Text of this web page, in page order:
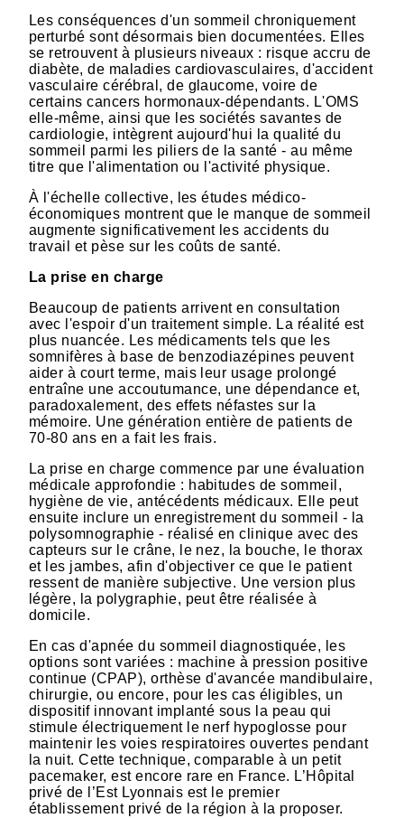
Les conséquences d'un sommeil chroniquement
perturbé sont désormais bien documentées. Elles
se retrouvent à plusieurs niveaux : risque accru de
diabète, de maladies cardiovasculaires, d'accident
vasculaire cérébral, de glaucome, voire de
certains cancers hormonaux-dépendants. L'OMS
elle-même, ainsi que les sociétés savantes de
cardiologie, intègrent aujourd'hui la qualité du
sommeil parmi les piliers de la santé - au même
titre que l'alimentation ou l'activité physique.
À l'échelle collective, les études médico-
économiques montrent que le manque de sommeil
augmente significativement les accidents du
travail et pèse sur les coûts de santé.
La prise en charge
Beaucoup de patients arrivent en consultation
avec l'espoir d'un traitement simple. La réalité est
plus nuancée. Les médicaments tels que les
somnifères à base de benzodiazépines peuvent
aider à court terme, mais leur usage prolongé
entraîne une accoutumance, une dépendance et,
paradoxalement, des effets néfastes sur la
mémoire. Une génération entière de patients de
70-80 ans en a fait les frais.
La prise en charge commence par une évaluation
médicale approfondie : habitudes de sommeil,
hygiène de vie, antécédents médicaux. Elle peut
ensuite inclure un enregistrement du sommeil - la
polysomnographie - réalisé en clinique avec des
capteurs sur le crâne, le nez, la bouche, le thorax
et les jambes, afin d'objectiver ce que le patient
ressent de manière subjective. Une version plus
légère, la polygraphie, peut être réalisée à
domicile.
En cas d'apnée du sommeil diagnostiquée, les
options sont variées : machine à pression positive
continue (CPAP), orthèse d'avancée mandibulaire,
chirurgie, ou encore, pour les cas éligibles, un
dispositif innovant implanté sous la peau qui
stimule électriquement le nerf hypoglosse pour
maintenir les voies respiratoires ouvertes pendant
la nuit. Cette technique, comparable à un petit
pacemaker, est encore rare en France. L’Hôpital
privé de l’Est Lyonnais est le premier
établissement privé de la région à la proposer.